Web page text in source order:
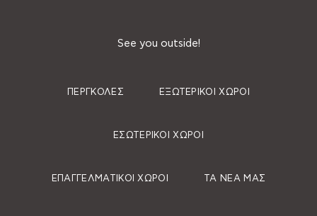
See you outside!
ΠΈΡΓΚΟΛΕΣ ΕΞΩΤΕΡΙΚΟΊ ΧΏΡΟΙ
ΕΣΩΤΕΡΙΚΟΊ ΧΏΡΟΙ
ΕΠΑΓΓΕΛΜΑΤΙΚΟΊ ΧΏΡΟΙ ΤΑ ΝΈΑ ΜΑΣ